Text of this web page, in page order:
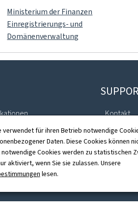
verwendet für ihren Betrieb notwendige
Daten. Diese Cookies können
Cookies werden zu statistischen
aktiviert, wenn Sie sie zulassen. Unsere
lesen.
Ministerium der Finanzen
Einregistrierungs- und
Domänenverwaltung
Kontakt
Sitemap